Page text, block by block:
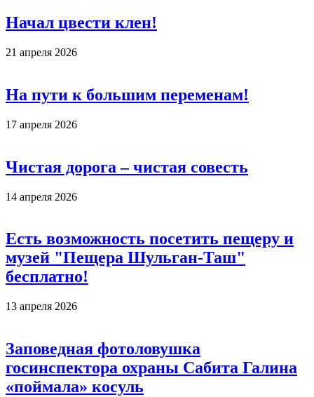
Начал цвести клен!
21 апреля 2026
На пути к большим переменам!
17 апреля 2026
Чистая дорога – чистая совесть
14 апреля 2026
Есть возможность посетить пещеру и
музей "Пещера Шульган-Таш"
бесплатно!
13 апреля 2026
Заповедная фотоловушка
госинспектора охраны Сабита Галина
«поймала» косуль